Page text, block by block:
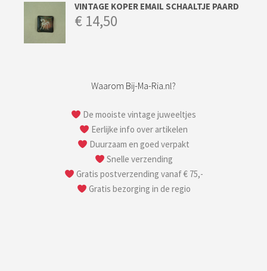
VINTAGE KOPER EMAIL SCHAALTJE PAARD
€ 14,50
Waarom Bij-Ma-Ria.nl?
De mooiste vintage juweeltjes
Eerlijke info over artikelen
Duurzaam en goed verpakt
Snelle verzending
Gratis postverzending vanaf € 75,-
Gratis bezorging in de regio